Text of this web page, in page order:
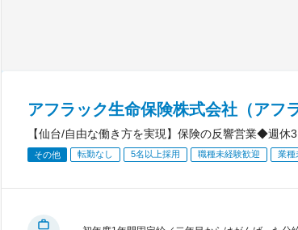
アフラック生命保険株式会社（アフ
【仙台/自由な働き方を実現】保険の反響営業◆週
その他 転勤なし 5名以上採用 職種未経験歓迎 業種